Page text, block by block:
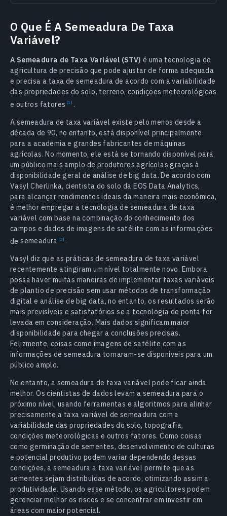
O Que É A Semeadura De Taxa
Variável?
A Semeadura de Taxa Variável (STV) é uma tecnologia de
agricultura de precisão que pode ajustar de forma adequada
e precisa a taxa de semeadura de acordo com a variabilidade
das propriedades do solo, terreno, condições meteorológicas
e outros fatores
.
A semeadura de taxa variável existe pelo menos desde a
década de 90, no entanto, está disponível principalmente
para a academia e grandes fabricantes de máquinas
agrícolas. No momento, ele está se tornando disponível para
um público mais amplo de produtores agrícolas graças à
disponibilidade geral de análise de big data. De acordo com
Vasyl Cherlinka, cientista do solo da EOS Data Analytics,
para alcançar rendimentos ideais da maneira mais econômica,
é melhor empregar a tecnologia de semeadura de taxa
variável com base na combinação do conhecimento dos
campos e dados de imagens de satélite com as informações
desemeadura
.
Vasyl diz que as práticas de semeadura de taxa variável
recentemente atingiram um nível totalmente novo. Embora
possa haver muitas maneiras de implementar taxas variáveis
de plantio de precisão sem usar métodos de transformação
digital e análise de big data, no entanto, os resultados serão
mais previsíveis e satisfatórios se a tecnologia de ponta for
levada em consideração. Mais dados significam maior
disponibilidade para chegar a conclusões precisas.
Felizmente, coisas como imagens de satélite com as
informações de semeadura tornaram-se disponíveis para um
público amplo.
No entanto, a semeadura de taxa variável pode ficar ainda
melhor. Os cientistas de dados levam a semeadura para o
próximo nível, usando ferramentas e algoritmos para alinhar
precisamente a taxa variável de semeadura com a
variabilidade das propriedades do solo, topografia,
condições meteorológicas e outros fatores. Como coisas
como germinação de sementes, desenvolvimento de culturas
e potencial produtivo podem variar dependendo dessas
condições, a semeadura a taxa variável permite que as
sementes sejam distribuídas de acordo, otimizando assim a
produtividade. Usando esse método, os agricultores podem
gerenciar melhor os riscos e se concentrar em investir em
áreas com maior potencial.